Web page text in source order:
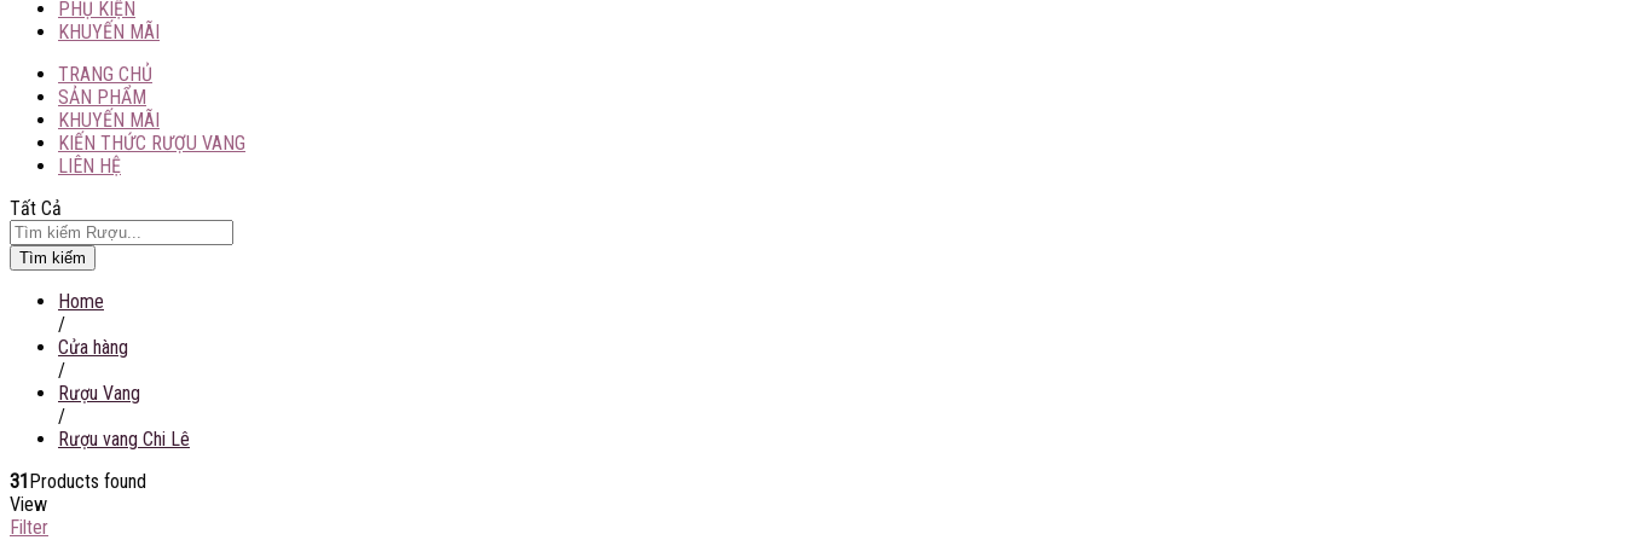
PHỤ KIỆN
KHUYẾN MÃI
TRANG CHỦ
SẢN PHẨM
KHUYẾN MÃI
KIẾN THỨC RƯỢU VANG
LIÊN HỆ
Tất Cả
Tìm kiếm
Home
/
Cửa hàng
/
Rượu Vang
/
Rượu vang Chi Lê
31Products found
View
Filter